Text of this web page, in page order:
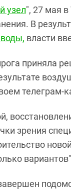
узел", 27 мая
В
воды, власти
приняла
телеграм-
зрения